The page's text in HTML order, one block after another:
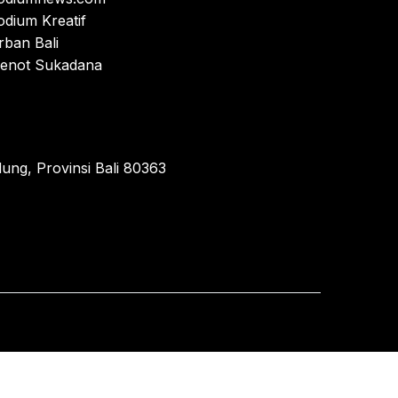
Kreatif
Bali
Sukadana
Provinsi Bali 80363